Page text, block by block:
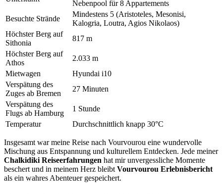
Nebenpool für 8 Appartements
Besuchte Strände
Mindestens 5 (Aristoteles, Mesonisi,
Kalogria, Loutra, Agios Nikolaos)
Höchster Berg auf
Sithonia
817 m
Höchster Berg auf
Athos
2.033 m
Mietwagen
Hyundai i10
Verspätung des
Zuges ab Bremen
27 Minuten
Verspätung des
Flugs ab Hamburg
1 Stunde
Temperatur
Durchschnittlich knapp 30°C
Insgesamt war meine Reise nach Vourvourou eine wundervolle
Mischung aus Entspannung und kulturellem Entdecken. Jede meiner
Chalkidiki Reiseerfahrungen hat mir unvergessliche Momente
beschert und in meinem Herz bleibt Vourvourou Erlebnisbericht
als ein wahres Abenteuer gespeichert.